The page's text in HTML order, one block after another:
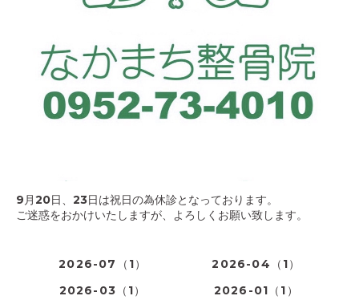
9月20日、23日は祝日の為休診となっております。
ご迷惑をおかけいたしますが、よろしくお願い致します。
2026-07（1）
2026-04（1）
2026-03（1）
2026-01（1）